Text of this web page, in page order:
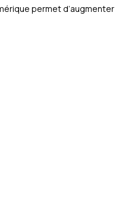
permet d’augmenter